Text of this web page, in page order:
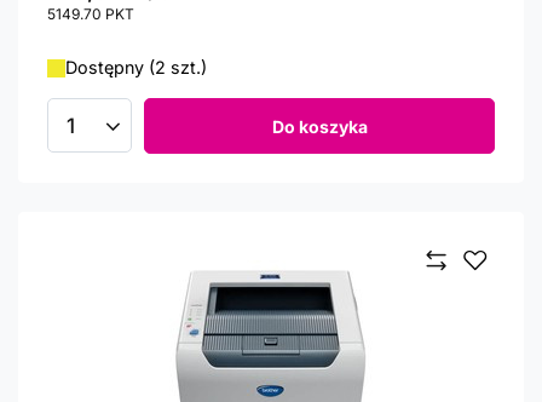
5149.70 PKT
Dostępny (2 szt.)
Ilość produktów Do koszyka